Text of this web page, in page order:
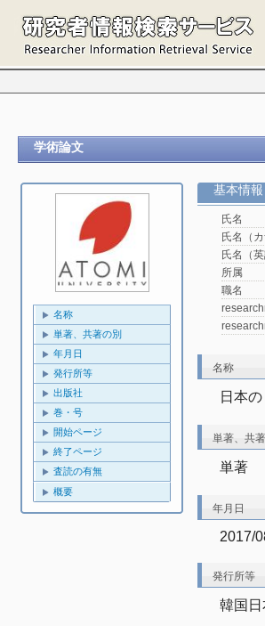
学術論文
名称
単著、共著の別
年月日
発行所等
出版社
巻・号
開始ページ
終了ページ
査読の有無
概要
基本情報
氏名
氏名（カ
氏名（英
所属
職名
名称
日本
単著、共
単著
年月日
2017/
発行所等
韓国